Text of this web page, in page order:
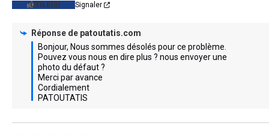
UTILE(0) Signaler
Réponse de patoutatis.com
Bonjour, Nous sommes désolés pour ce problème.
Pouvez vous nous en dire plus ? nous envoyer une
photo du défaut ?
Merci par avance
Cordialement
PATOUTATIS